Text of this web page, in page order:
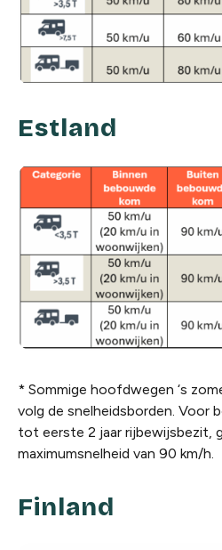
Estland
* Sommige hoofdwegen ‘s
volg de snelheidsborden. Voor
tot eerste 2 jaar rijbewijsbezit,
maximumsnelheid van 90 km/h.
Finland